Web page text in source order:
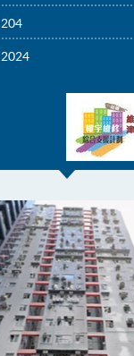
204
2024